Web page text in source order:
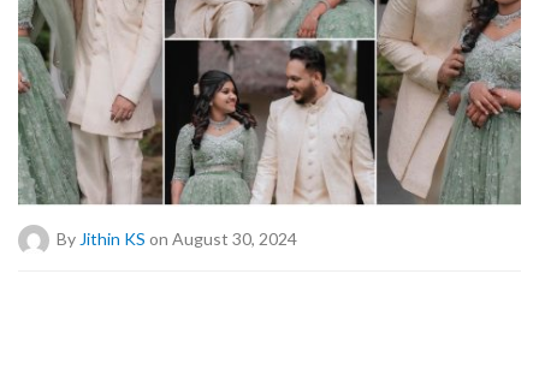
By Jithin KS on August 30, 2024